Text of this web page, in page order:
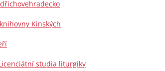
Kinských
studia liturgiky